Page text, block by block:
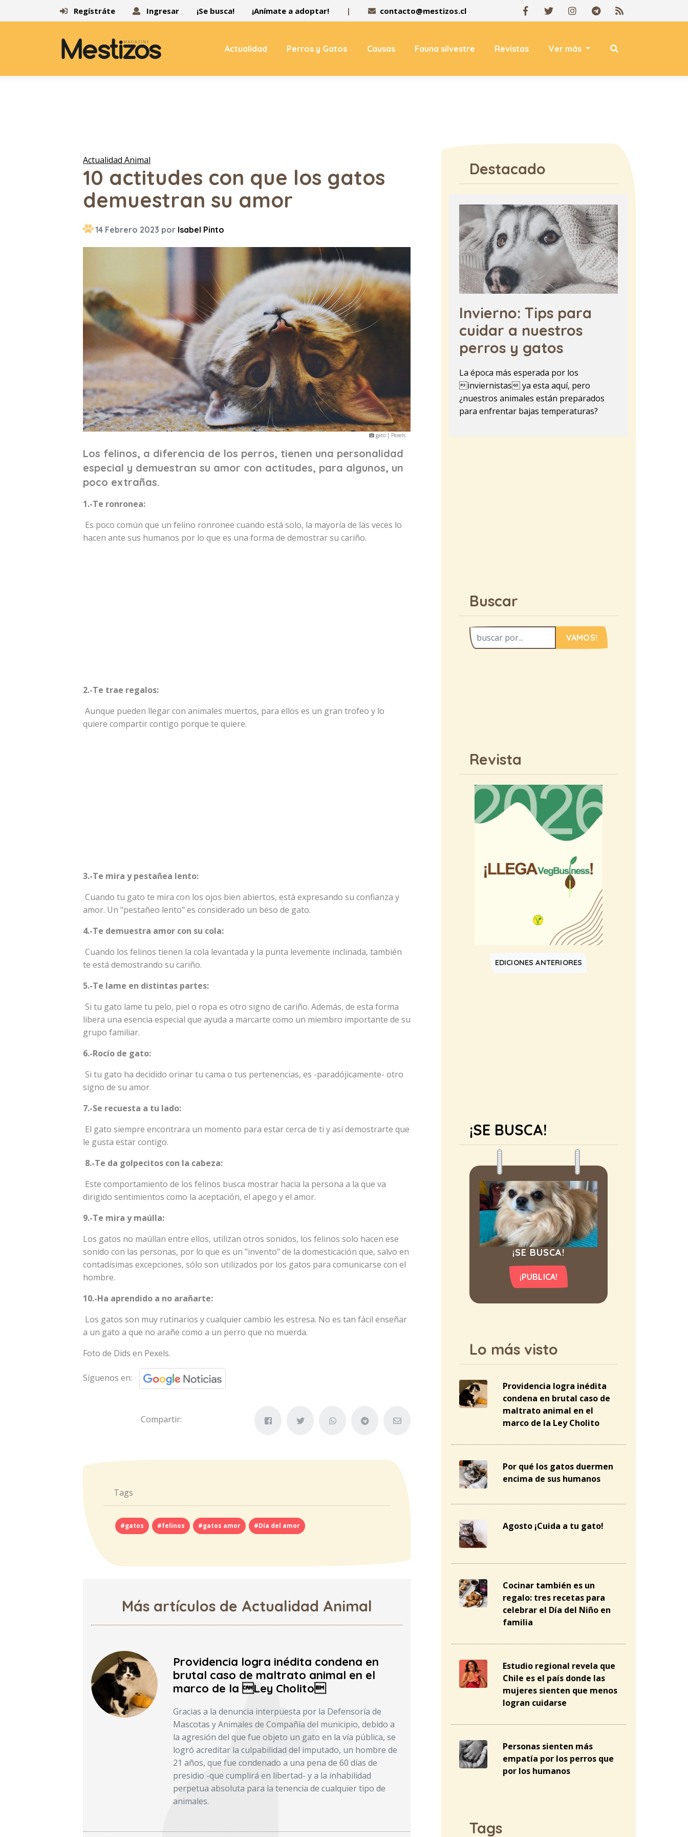
Regístráte Ingresar ¡Se busca! ¡Anímate a adoptar! | contacto@mestizos.cl
Actualidad Perros y Gatos Causas Fauna silvestre Revistas Ver más
Actualidad Animal
10 actitudes con que los gatos
demuestran su amor
14 Febrero 2023 por Isabel Pinto
gato | Pexels
Los felinos, a diferencia de los perros, tienen una personalidad
especial y demuestran su amor con actitudes, para algunos, un
poco extrañas.
1.-Te ronronea:
Es poco común que un felino ronronee cuando está solo, la mayoría de las veces lo
hacen ante sus humanos por lo que es una forma de demostrar su cariño.
2.-Te trae regalos:
Aunque pueden llegar con animales muertos, para ellos es un gran trofeo y lo
quiere compartir contigo porque te quiere.
3.-Te mira y pestañea lento:
Cuando tu gato te mira con los ojos bien abiertos, está expresando su confianza y
amor. Un "pestañeo lento" es considerado un beso de gato.
4.-Te demuestra amor con su cola:
Cuando los felinos tienen la cola levantada y la punta levemente inclinada, también
te está demostrando su cariño.
5.-Te lame en distintas partes:
Si tu gato lame tu pelo, piel o ropa es otro signo de cariño. Además, de esta forma
libera una esencia especial que ayuda a marcarte como un miembro importante de su
grupo familiar.
6.-Rocío de gato:
Si tu gato ha decidido orinar tu cama o tus pertenencias, es -paradójicamente- otro
signo de su amor.
7.-Se recuesta a tu lado:
El gato siempre encontrara un momento para estar cerca de ti y así demostrarte que
le gusta estar contigo.
8.-Te da golpecitos con la cabeza:
Este comportamiento de los felinos busca mostrar hacia la persona a la que va
dirigido sentimientos como la aceptación, el apego y el amor.
9.-Te mira y maúlla:
Los gatos no maúllan entre ellos, utilizan otros sonidos, los felinos solo hacen ese
sonido con las personas, por lo que es un "invento" de la domesticación que, salvo en
contadísimas excepciones, sólo son utilizados por los gatos para comunicarse con el
hombre.
10.-Ha aprendido a no arañarte:
Los gatos son muy rutinarios y cualquier cambio les estresa. No es tan fácil enseñar
a un gato a que no arañe como a un perro que no muerda.
Foto de Dids en Pexels.
Síguenos en:
Compartir:
Tags
#gatos #felinos #gatos amor #Día del amor
Más artículos de Actualidad Animal
Providencia logra inédita condena en
brutal caso de maltrato animal en el
marco de la Ley Cholito
Gracias a la denuncia interpuesta por la Defensoría de
Mascotas y Animales de Compañía del municipio, debido a
la agresión del que fue objeto un gato en la vía pública, se
logró acreditar la culpabilidad del imputado, un hombre de
21 años, que fue condenado a una pena de 60 días de
presidio -que cumplirá en libertad- y a la inhabilidad
perpetua absoluta para la tenencia de cualquier tipo de
animales.
Destacado
Invierno: Tips para
cuidar a nuestros
perros y gatos
La época más esperada por los
inviernistas ya esta aquí, pero
¿nuestros animales están preparados
para enfrentar bajas temperaturas?
Buscar
VAMOS!
Revista
EDICIONES ANTERIORES
¡SE BUSCA!
¡SE BUSCA!
¡PUBLICA!
Lo más visto
Providencia logra inédita
condena en brutal caso de
maltrato animal en el
marco de la Ley Cholito
Por qué los gatos duermen
encima de sus humanos
Agosto ¡Cuida a tu gato!
Cocinar también es un
regalo: tres recetas para
celebrar el Día del Niño en
familia
Estudio regional revela que
Chile es el país donde las
mujeres sienten que menos
logran cuidarse
Personas sienten más
empatía por los perros que
por los humanos
Tags